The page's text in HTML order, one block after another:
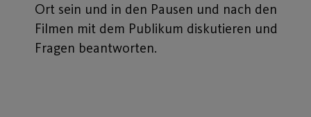
Ort sein und in den Pausen und nach den
Filmen mit dem Publikum diskutieren und
Fragen beantworten.